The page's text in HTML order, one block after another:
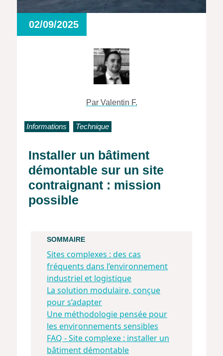
02/09/2025
Par Valentin F.
Informations Technique
Installer un bâtiment
démontable sur un site
contraignant : mission
possible
SOMMAIRE
Sites complexes : des cas
fréquents dans l’environnement
industriel et logistique
La solution modulaire, conçue
pour s’adapter
Une méthodologie pensée pour
les environnements sensibles
FAQ - Site complexe : installer un
bâtiment démontable